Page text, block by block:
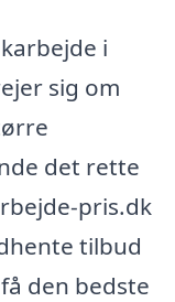
i
sig om
det rette
pris.dk
tilbud
den bedste